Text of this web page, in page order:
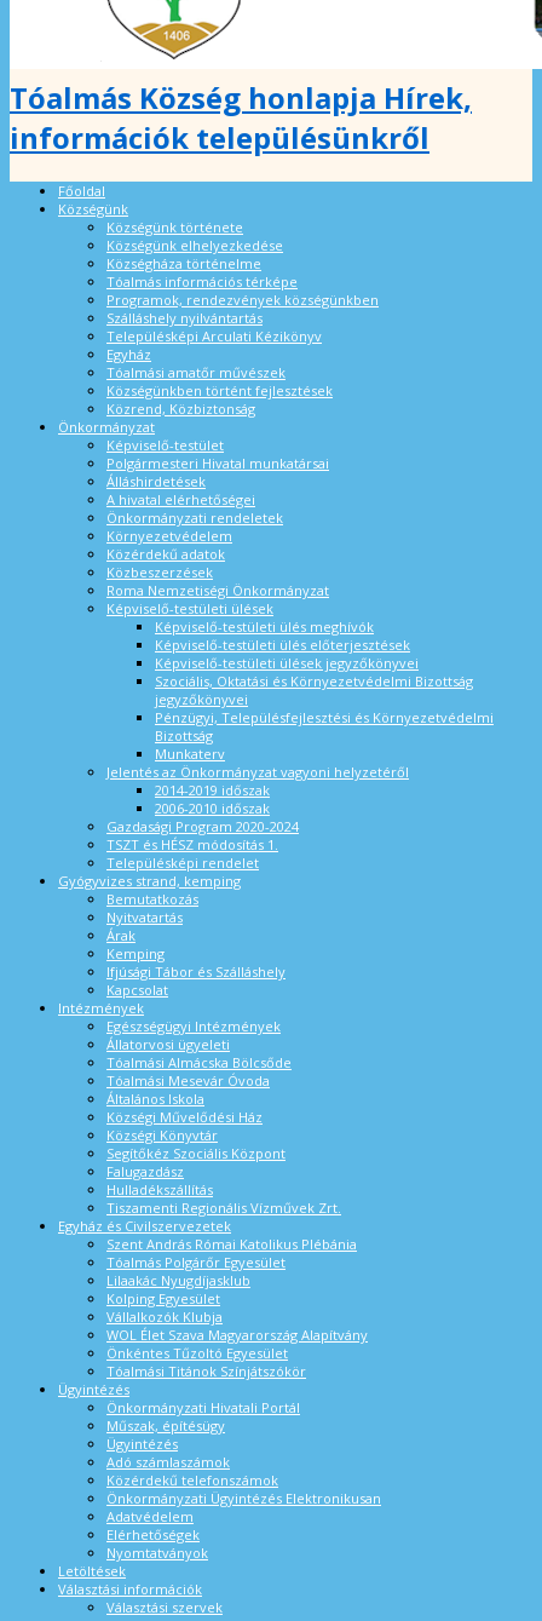
Tóalmás Község honlapja Hírek,
információk településünkről
Főoldal
Községünk
Községünk története
Községünk elhelyezkedése
Községháza történelme
Tóalmás információs térképe
Programok, rendezvények községünkben
Szálláshely nyilvántartás
Településképi Arculati Kézikönyv
Egyház
Tóalmási amatőr művészek
Községünkben történt fejlesztések
Közrend, Közbiztonság
Önkormányzat
Képviselő-testület
Polgármesteri Hivatal munkatársai
Álláshirdetések
A hivatal elérhetőségei
Önkormányzati rendeletek
Környezetvédelem
Közérdekű adatok
Közbeszerzések
Roma Nemzetiségi Önkormányzat
Képviselő-testületi ülések
Képviselő-testületi ülés meghívók
Képviselő-testületi ülés előterjesztések
Képviselő-testületi ülések jegyzőkönyvei
Szociális, Oktatási és Környezetvédelmi Bizottság
jegyzőkönyvei
Pénzügyi, Településfejlesztési és Környezetvédelmi
Bizottság
Munkaterv
Jelentés az Önkormányzat vagyoni helyzetéről
2014-2019 időszak
2006-2010 időszak
Gazdasági Program 2020-2024
TSZT és HÉSZ módosítás 1.
Településképi rendelet
Gyógyvizes strand, kemping
Bemutatkozás
Nyitvatartás
Árak
Kemping
Ifjúsági Tábor és Szálláshely
Kapcsolat
Intézmények
Egészségügyi Intézmények
Állatorvosi ügyeleti
Tóalmási Almácska Bölcsőde
Tóalmási Mesevár Óvoda
Általános Iskola
Községi Művelődési Ház
Községi Könyvtár
Segítőkéz Szociális Központ
Falugazdász
Hulladékszállítás
Tiszamenti Regionális Vízművek Zrt.
Egyház és Civilszervezetek
Szent András Római Katolikus Plébánia
Tóalmás Polgárőr Egyesület
Lilaakác Nyugdíjasklub
Kolping Egyesület
Vállalkozók Klubja
WOL Élet Szava Magyarország Alapítvány
Önkéntes Tűzoltó Egyesület
Tóalmási Titánok Színjátszókör
Ügyintézés
Önkormányzati Hivatali Portál
Műszak, építésügy
Ügyintézés
Adó számlaszámok
Közérdekű telefonszámok
Önkormányzati Ügyintézés Elektronikusan
Adatvédelem
Elérhetőségek
Nyomtatványok
Letöltések
Választási információk
Választási szervek